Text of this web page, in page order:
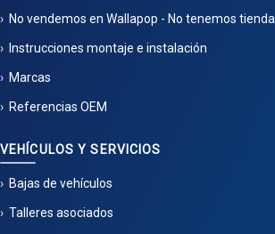
No vendemos en Wallapop - No tenemos tienda
Instrucciones montaje e instalación
Marcas
Referencias OEM
VEHÍCULOS Y SERVICIOS
Bajas de vehículos
Talleres asociados